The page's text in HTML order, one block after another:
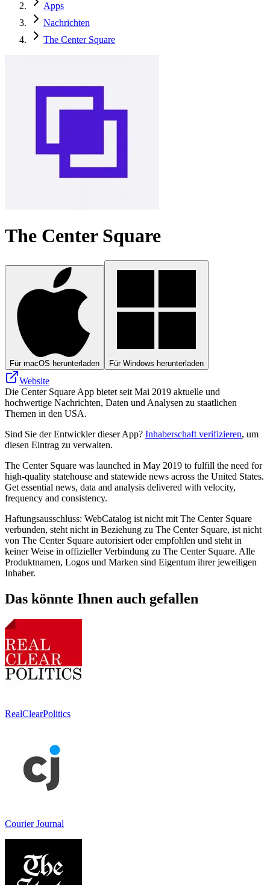
Apps
Nachrichten
The Center Square
The Center Square
Für macOS herunterladen Für Windows herunterladen
Website
Die Center Square App bietet seit Mai 2019 aktuelle und
hochwertige Nachrichten, Daten und Analysen zu staatlichen
Themen in den USA.
Sind Sie der Entwickler dieser App? Inhaberschaft verifizieren, um
diesen Eintrag zu verwalten.
The Center Square was launched in May 2019 to fulfill the need for
high-quality statehouse and statewide news across the United States.
Get essential news, data and analysis delivered with velocity,
frequency and consistency.
Haftungsausschluss: WebCatalog ist nicht mit The Center Square
verbunden, steht nicht in Beziehung zu The Center Square, ist nicht
von The Center Square autorisiert oder empfohlen und steht in
keiner Weise in offizieller Verbindung zu The Center Square. Alle
Produktnamen, Logos und Marken sind Eigentum ihrer jeweiligen
Inhaber.
Das könnte Ihnen auch gefallen
RealClearPolitics
Courier Journal